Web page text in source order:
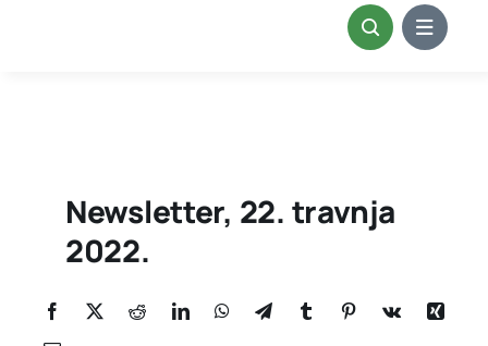
Newsletter, 22. travnja
2022.